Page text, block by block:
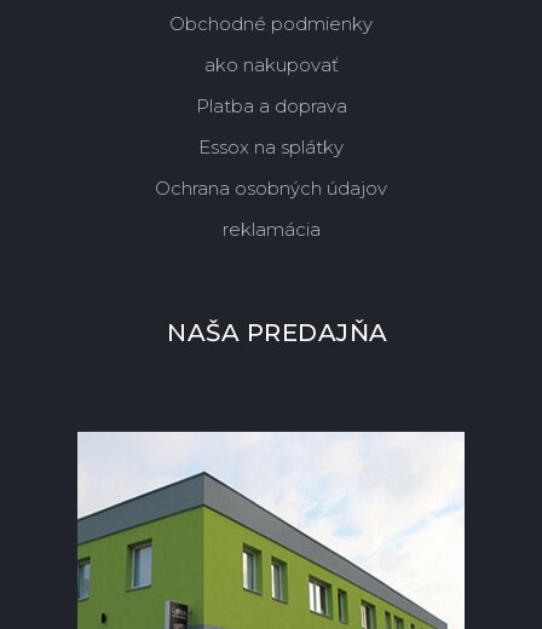
Obchodné podmienky
ako nakupovať
Platba a doprava
Essox na splátky
Ochrana osobných údajov
reklamácia
NAŠA PREDAJŇA